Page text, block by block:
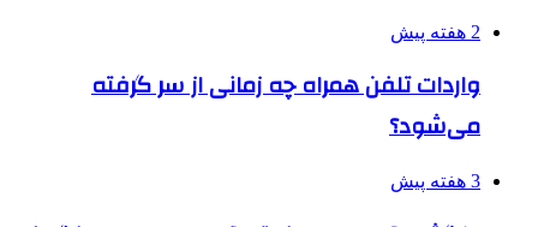
2 هفته پیش
واردات تلفن همراه چه زمانی از سر گرفته
می‌شود؟
3 هفته پیش